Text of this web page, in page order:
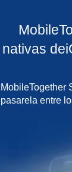
nativas
MobileTogether
pasarela entre